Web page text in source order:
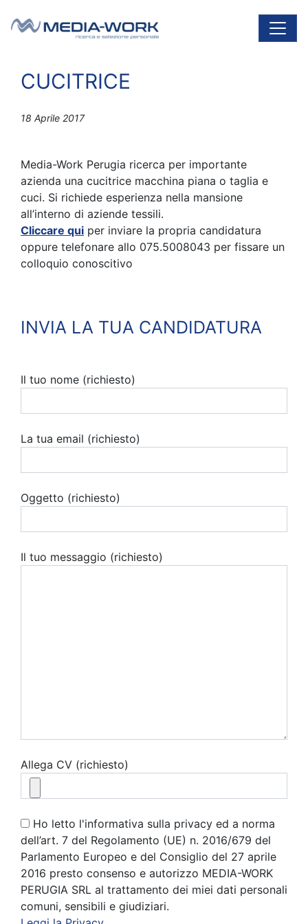
Navigazione principale
CUCITRICE
18 Aprile 2017
Media-Work Perugia ricerca per importante
azienda una cucitrice macchina piana o taglia e
cuci. Si richiede esperienza nella mansione
all’interno di aziende tessili.
Cliccare qui per inviare la propria candidatura
oppure telefonare allo 075.5008043 per fissare un
colloquio conoscitivo
INVIA LA TUA CANDIDATURA
Il tuo nome (richiesto)
La tua email (richiesto)
Oggetto (richiesto)
Il tuo messaggio (richiesto)
Allega CV (richiesto)
Ho letto l'informativa sulla privacy ed a norma
dell’art. 7 del Regolamento (UE) n. 2016/679 del
Parlamento Europeo e del Consiglio del 27 aprile
2016 presto consenso e autorizzo MEDIA-WORK
PERUGIA SRL al trattamento dei miei dati personali
comuni, sensibili e giudiziari.